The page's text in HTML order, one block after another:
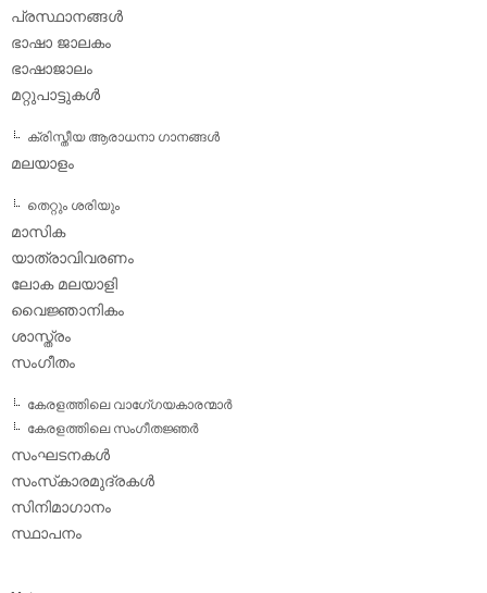
പ്രസ്ഥാനങ്ങള്‍
ഭാഷാ ജാലകം
ഭാഷാജാലം
മറ്റുപാട്ടുകള്‍
ക്രിസ്തീയ ആരാധനാ ഗാനങ്ങള്‍
മലയാളം
തെറ്റും ശരിയും
മാസിക
യാത്രാവിവരണം
ലോക മലയാളി
വൈജ്ഞാനികം
ശാസ്ത്രം
സംഗീതം
കേരളത്തിലെ വാഗേ്ഗയകാരന്മാര്‍
കേരളത്തിലെ സംഗീതജ്ഞര്‍
സംഘടനകള്‍
സംസ്‌കാരമുദ്രകള്‍
സിനിമാഗാനം
സ്ഥാപനം